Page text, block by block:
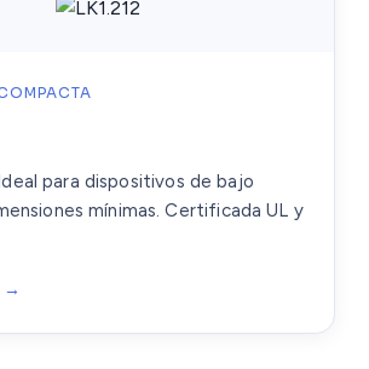
Ideal para dispositivos de bajo
mínimas. Certificada UL y
→